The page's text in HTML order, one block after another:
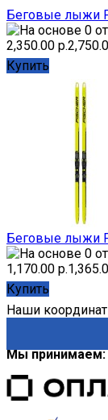
Беговые лыжи
2,350.00 р.
Купить
Беговые лыжи
1,170.00 р.
Купить
Наши
Мы принимаем: